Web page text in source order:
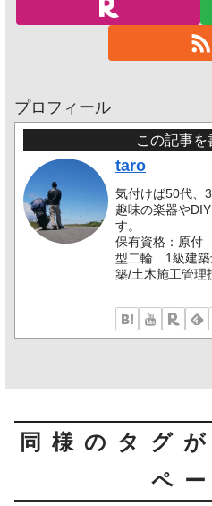
プロフィール
この記事を
taro
気付けば50代、
趣味の楽器や
す。
保有資格：原
型二輪 1級建
築/土木施工管
同様のタグ
ペ